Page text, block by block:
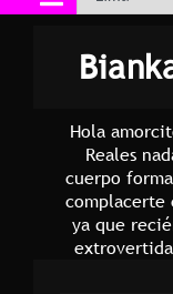
Hola
Reales
cuerpo
complacerte
ya que